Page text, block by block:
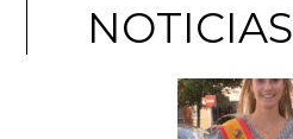
NOTICIAS